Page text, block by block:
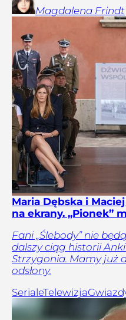
Magdalena Frindt
Maria Dębska i
na ekrany. „Pionek”
Fani „Ślebody” nie
dalszy ciąg historii
Strzygonia. Mamy już
odsłony.
SerialeTelewizja